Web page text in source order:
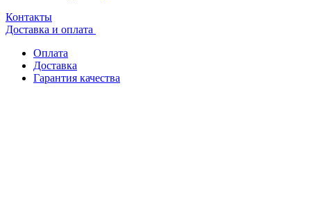
Контакты
Доставка и оплата
Оплата
Доставка
Гарантия качества